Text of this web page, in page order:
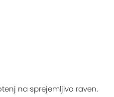
na sprejemljivo raven.